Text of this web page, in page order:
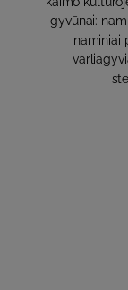
gyvūnai:
naminiai